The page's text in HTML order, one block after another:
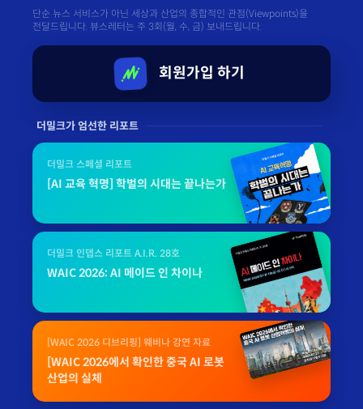
단순 뉴스 서비스가 아닌 세상과 산업의 종합적인 관점(Viewpoints)을
전달드립니다. 뷰스레터는 주 3회(월, 수, 금) 보내드립니다.
회원가입 하기
더밀크가 엄선한 리포트
더밀크 스페셜 리포트
[AI 교육 혁명] 학벌의 시대는 끝나는가
더밀크 인뎁스 리포트 A.I.R. 28호
WAIC 2026: AI 메이드 인 차이나
[WAIC 2026 디브리핑] 웨비나 강연 자료
[WAIC 2026에서 확인한 중국 AI 로봇
산업의 실체